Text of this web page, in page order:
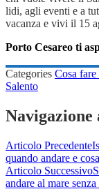
lidi, agli eventi e a
vacanza e vivi il 15
Porto Cesareo ti
Categories Cosa
Salento
Articolo Precedente
quando andare e
Articolo Successivo
andare al mare